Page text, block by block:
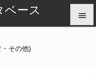
ベース 
その他)